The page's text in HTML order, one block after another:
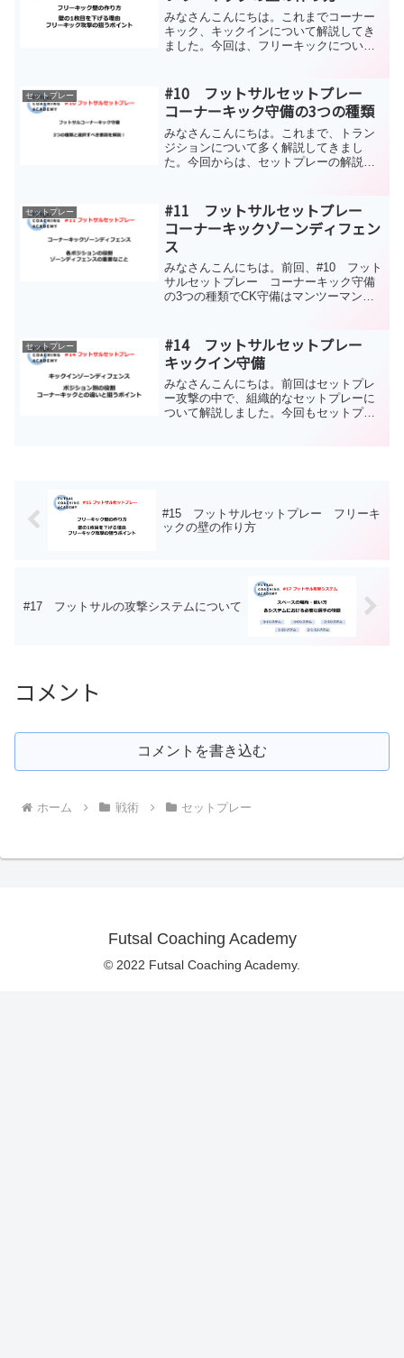
みなさんこんにちは。これまでコーナー
キック、キックインについて解説してき
ました。今回は、フリーキックについて
のフリーキックは、非常に得点が生まれ
やすい局面です。コーナー...
セットプレー
#10 フットサルセットプレー
コーナーキック守備の3つの種類
みなさんこんにちは。これまで、トラン
ジションについて多く解説してきまし
た。今回からは、セットプレーの解説を
ョンやセットプレーは短時間で結果が出
やすい、再現性の高い局面...
セットプレー
#11 フットサルセットプレー
コーナーキックゾーンディフェン
ス
みなさんこんにちは。前回、#10 フット
サルセットプレー コーナーキック守備
の3つの種類でCK守備はマンツーマン、
はゾーンディフェンスをオススメしてい
ます。その理由、...
セットプレー
#14 フットサルセットプレー
キックイン守備
みなさんこんにちは。前回はセットプレ
ー攻撃の中で、組織的なセットプレーに
ついて解説しました。今回もセットプレ
#15 フットサルセットプレー フリーキ
ックの壁の作り方
#17 フットサルの攻撃システムについて
コメント
コメントを書き込む
ホーム 戦術 セットプレー
Futsal Coaching Academy
© 2022 Futsal Coaching Academy.